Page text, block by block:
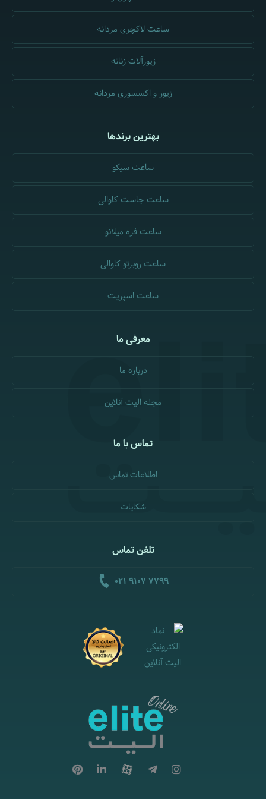
ساعت لاکچری مردانه
زیورآلات زنانه
زیور و اکسسوری مردانه
بهترین برندها
ساعت سیکو
ساعت جاست کاوالی
ساعت فره میلانو
ساعت روبرتو کاوالی
ساعت اسپریت
معرفی ما
درباره ما
مجله الیت آنلاین
تماس با ما
اطلاعات تماس
شکایات
تلفن تماس
021 9107 7799